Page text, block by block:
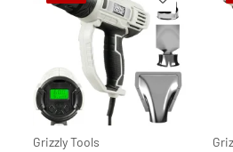
Grizzly Tools